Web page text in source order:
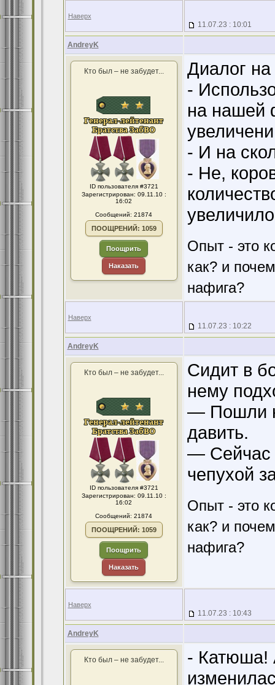
Наверх
11.07.23 : 10:01
AndreyK
Кто был – не забудет...
ID пользователя #3721
Зарегистрирован: 09.11.10 :
16:02
Сообщений: 21874
ПООЩРЕНИЙ: 1059
Поощрить
Наказать
Диалог
-
на нашей
- И на
- Не,
Опыт - это
как? и
нафига?
Наверх
11.07.23 : 10:22
AndreyK
Кто был – не забудет...
ID пользователя #3721
Зарегистрирован: 09.11.10 :
16:02
Сообщений: 21874
ПООЩРЕНИЙ: 1059
Поощрить
Наказать
Сидит в
нему
— Пошли
давить.
— Сейчас
чепухой
Опыт - это
как? и
нафига?
Наверх
11.07.23 : 10:43
AndreyK
Кто был – не забудет...
- Катюша!